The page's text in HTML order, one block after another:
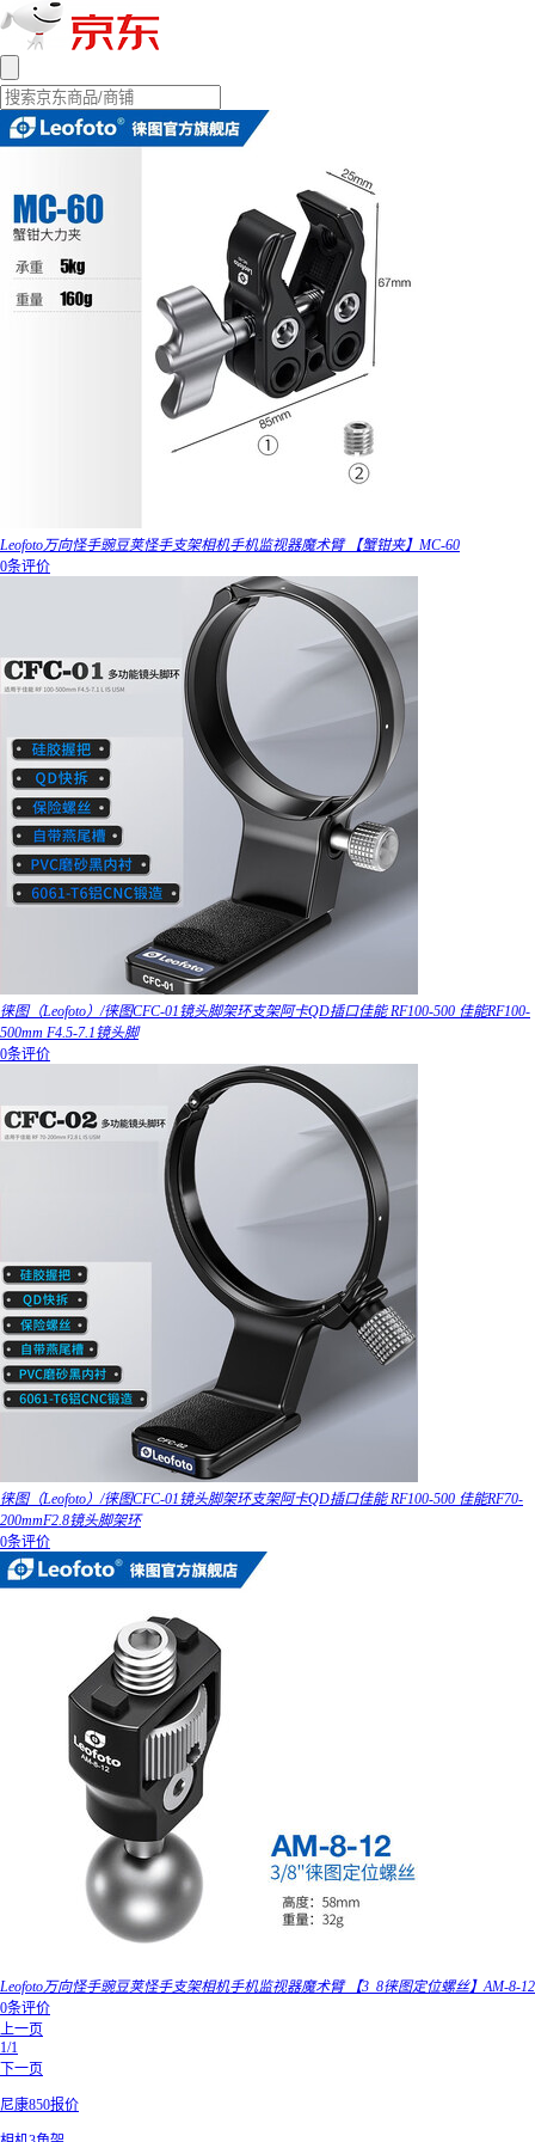
Leofoto万向怪手豌豆荚怪手支架相机手机监视器魔术臂 【蟹钳夹】MC-60
0条评价
徕图（Leofoto）/徕图CFC-01镜头脚架环支架阿卡QD插口佳能 RF100-500 佳能RF100-
500mm F4.5-7.1镜头脚
0条评价
徕图（Leofoto）/徕图CFC-01镜头脚架环支架阿卡QD插口佳能 RF100-500 佳能RF70-
200mmF2.8镜头脚架环
0条评价
Leofoto万向怪手豌豆荚怪手支架相机手机监视器魔术臂 【3_8徕图定位螺丝】AM-8-12
0条评价
上一页
1/1
下一页
尼康850报价